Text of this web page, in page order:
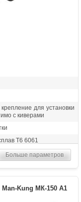
для установки
с киверами
Т6 6061
метки из оптоволокна
дюйма, пузырьковый и
Lock, регулировка по 3
и вертикаль
без использования
Больше параметров
Kung МК-150 А1